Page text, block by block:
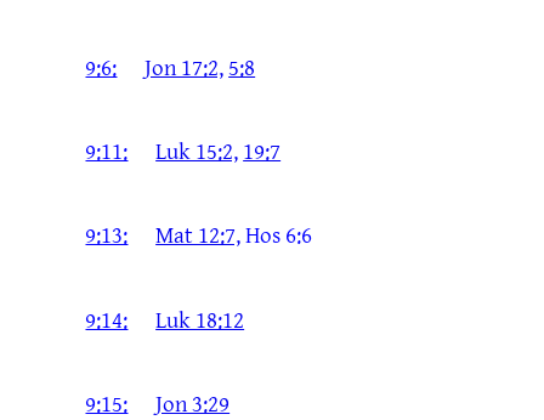
9:6: Jon 17:2,5:8
9:11: Luk 15:2,19:7
9:13: Mat 12:7,Hos 6:6
9:14: Luk 18:12
9:15: Jon 3:29